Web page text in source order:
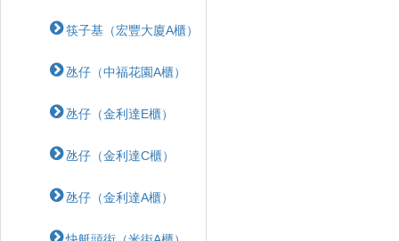
筷子基（宏豐大廈A櫃）
氹仔（中福花園A櫃）
氹仔（金利達E櫃）
氹仔（金利達C櫃）
氹仔（金利達A櫃）